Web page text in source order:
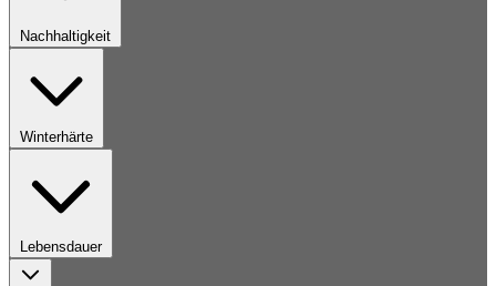
Nachhaltigkeit
Winterhärte
Lebensdauer